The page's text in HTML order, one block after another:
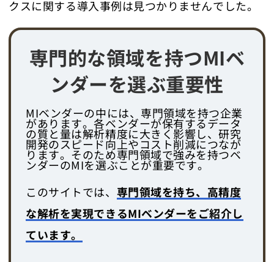
クスに関する導入事例は見つかりませんでした。
専門的な領域を持つMIベ
ンダーを選ぶ重要性
MIベンダーの中には、専門領域を持つ企業
があります。各ベンダーが保有するデータ
の質と量は解析精度に大きく影響し、研究
開発のスピード向上やコスト削減につなが
ります。そのため専門領域で強みを持つベ
ンダーのMIを選ぶことが重要です。
このサイトでは、 専門領域を持ち、高精度
な解析を実現できるMIベンダーをご紹介し
ています。